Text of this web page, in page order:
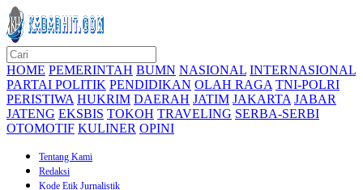
HOME PEMERINTAH BUMN NASIONAL INTERNASIONAL
PARTAI POLITIK PENDIDIKAN OLAH RAGA TNI-POLRI
PERISTIWA HUKRIM DAERAH JATIM JAKARTA JABAR
JATENG EKSBIS TOKOH TRAVELING SERBA-SERBI
OTOMOTIF KULINER OPINI
Tentang Kami
Redaksi
Kode Etik Jurnalistik